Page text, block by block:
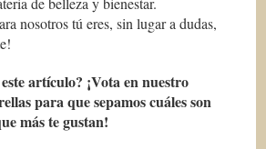
nosotros tú eres, sin lugar a dudas,
artículo? ¡Vota en nuestro
para que sepamos cuáles son
más te gustan!